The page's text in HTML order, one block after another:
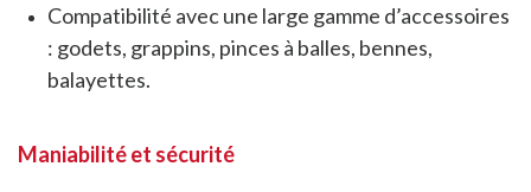
Compatibilité avec une large gamme d’accessoires
: godets, grappins, pinces à balles, bennes,
balayettes.
Maniabilité et sécurité